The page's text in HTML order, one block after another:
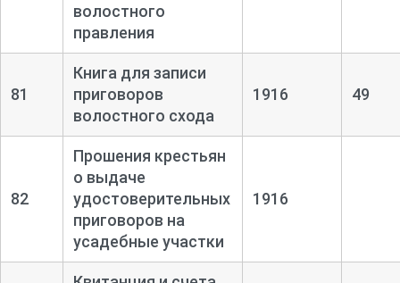
волостного
правления
81
Книга для записи
приговоров
волостного схода
1916 49
82
Прошения крестьян
о выдаче
удостоверительных
приговоров на
усадебные участки
1916